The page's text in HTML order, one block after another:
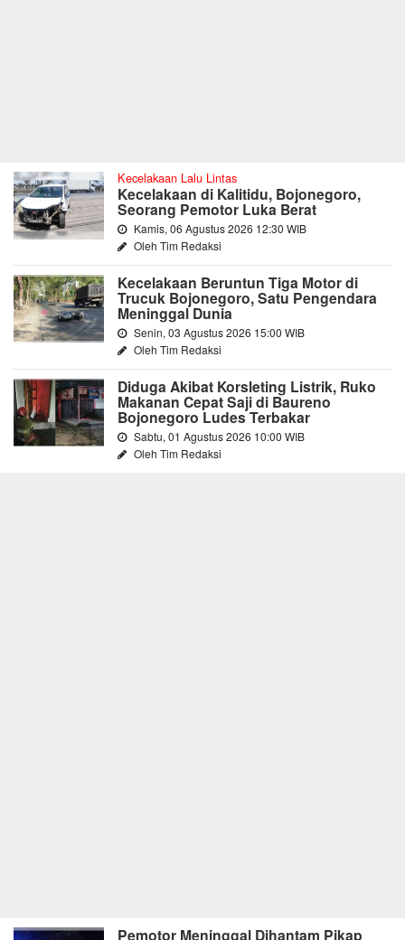
Kecelakaan Lalu Lintas
Kecelakaan di Kalitidu, Bojonegoro,
Seorang Pemotor Luka Berat
Kamis, 06 Agustus 2026 12:30 WIB
Oleh Tim Redaksi
Kecelakaan Beruntun Tiga Motor di
Trucuk Bojonegoro, Satu Pengendara
Meninggal Dunia
Senin, 03 Agustus 2026 15:00 WIB
Oleh Tim Redaksi
Diduga Akibat Korsleting Listrik, Ruko
Makanan Cepat Saji di Baureno
Bojonegoro Ludes Terbakar
Sabtu, 01 Agustus 2026 10:00 WIB
Oleh Tim Redaksi
Pemotor Meninggal Dihantam Pikap